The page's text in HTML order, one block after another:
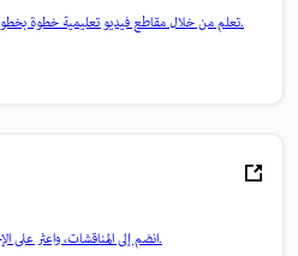
تعلم من خلال مقاطع فيديو تعليمية خطوة بخطوة وإرشادات عملية مباشرة داخل التطبيق.
انضم إلى المناقشات، واعثر على الإجابات، وتعلم من الخبراء، وشارك معرفتك.